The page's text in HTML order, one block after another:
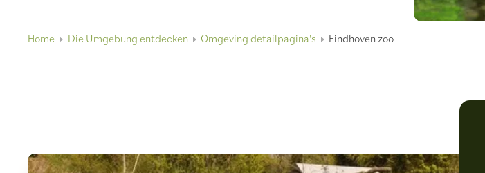
Home Die Umgebung entdecken Omgeving detailpagina's Eindhoven zoo